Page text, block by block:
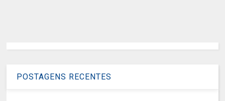
POSTAGENS RECENTES